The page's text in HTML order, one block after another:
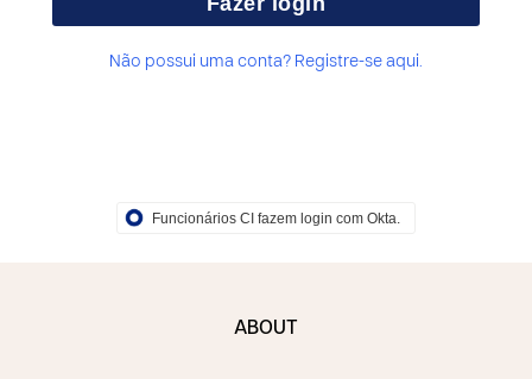
Não possui uma conta? Registre-se aqui.
Funcionários CI fazem login com Okta.
ABOUT